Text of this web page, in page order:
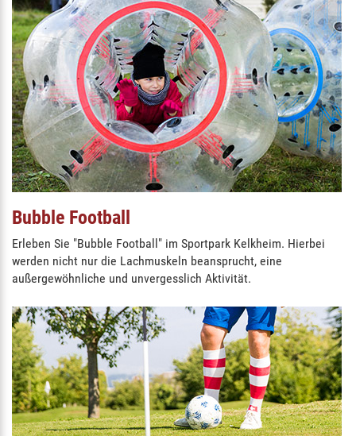
Bubble Football
Erleben Sie "Bubble Football" im Sportpark Kelkheim. Hierbei
werden nicht nur die Lachmuskeln beansprucht, eine
außergewöhnliche und unvergesslich Aktivität.